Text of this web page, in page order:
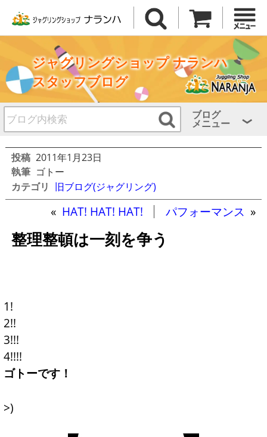
ジャグリングショップ ナランハ
スタッフブログ
ブログ
メニュー
投稿 2011年1月23日
執筆 ゴトー
カテゴリ 旧ブログ(ジャグリング)
« HAT! HAT! HAT! パフォーマンス »
整理整頓は一刻を争う
1!
2!!
3!!!
4!!!!
ゴトーです！
>)